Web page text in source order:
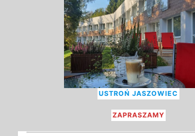
USTROŃ JASZOWIEC
ZAPRASZAMY